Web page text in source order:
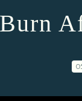
Burn